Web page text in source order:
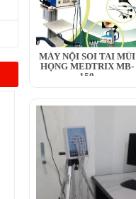
MÁY NỘI SOI TAI MŨI
HỌNG MEDTRIX MB-
150